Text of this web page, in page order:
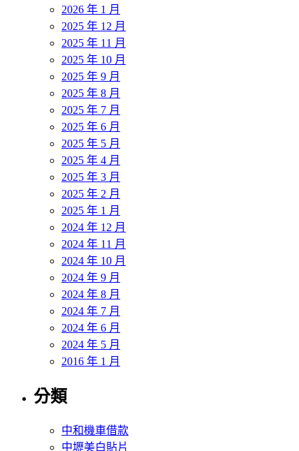
2026 年 1 月
2025 年 12 月
2025 年 11 月
2025 年 10 月
2025 年 9 月
2025 年 8 月
2025 年 7 月
2025 年 6 月
2025 年 5 月
2025 年 4 月
2025 年 3 月
2025 年 2 月
2025 年 1 月
2024 年 12 月
2024 年 11 月
2024 年 10 月
2024 年 9 月
2024 年 8 月
2024 年 7 月
2024 年 6 月
2024 年 5 月
2016 年 1 月
分類
中和機車借款
中壢美白貼片